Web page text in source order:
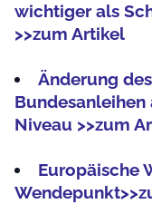
wichtiger als
>>zum Artikel
Änderung
Niveau >>zum
Europäische